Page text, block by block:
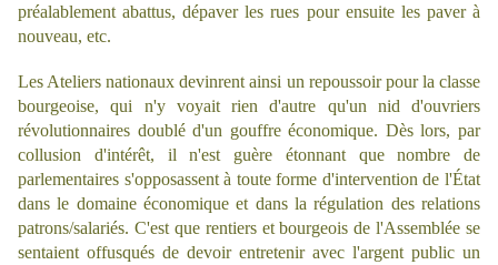
préalablement abattus, dépaver les rues pour ensuite les paver à
nouveau, etc.
Les Ateliers nationaux devinrent ainsi un repoussoir pour la classe
bourgeoise, qui n'y voyait rien d'autre qu'un nid d'ouvriers
révolutionnaires doublé d'un gouffre économique. Dès lors, par
collusion d'intérêt, il n'est guère étonnant que nombre de
parlementaires s'opposassent à toute forme d'intervention de l'État
dans le domaine économique et dans la régulation des relations
patrons/salariés. C'est que rentiers et bourgeois de l'Assemblée se
sentaient offusqués de devoir entretenir avec l'argent public un